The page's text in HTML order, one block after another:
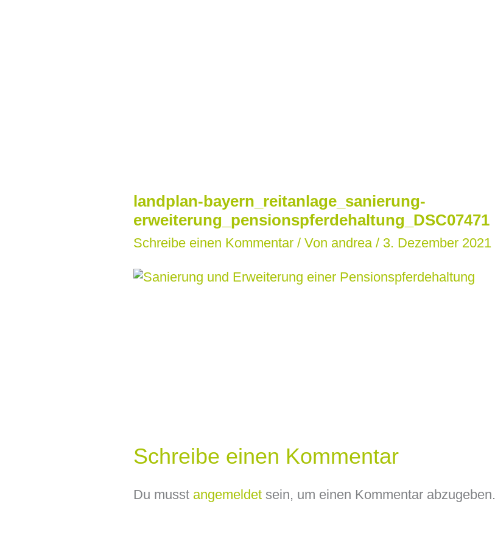
landplan-bayern_reitanlage_sanierung-
erweiterung_pensionspferdehaltung_DSC07471
Schreibe einen Kommentar / Von andrea / 3. Dezember 2021
Schreibe einen Kommentar
Du musst angemeldetsein, um einen Kommentar abzugeben.